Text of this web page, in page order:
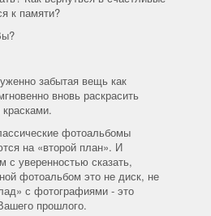
к памяти?
забытая вещь как
вновь раскрасить
фотоальбомы
на «второй план». И
уверенностью сказать,
фотоальбом это не диск, не
с фотографиями - это
прошлого.